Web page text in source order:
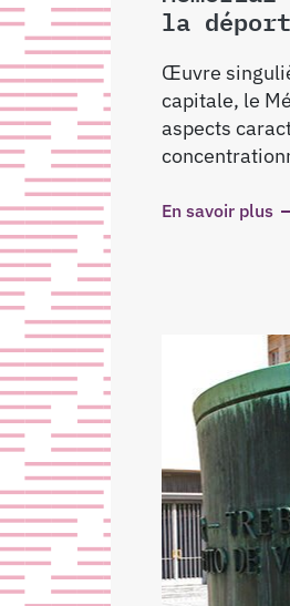
la
Œuvre
capitale, le
aspects
En savoir plus